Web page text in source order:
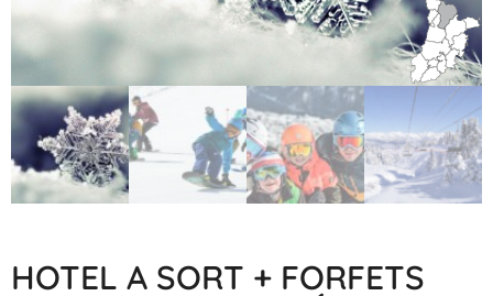
HOTEL A SORT + FORFETS